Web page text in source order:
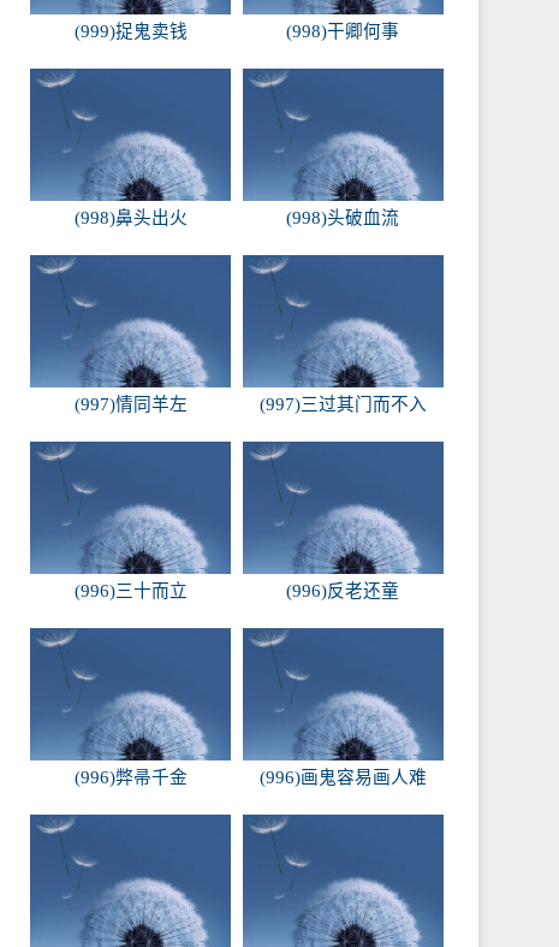
(999)捉鬼卖钱 (998)干卿何事
(998)鼻头出火 (998)头破血流
(997)情同羊左 (997)三过其门而不入
(996)三十而立 (996)反老还童
(996)弊帚千金 (996)画鬼容易画人难